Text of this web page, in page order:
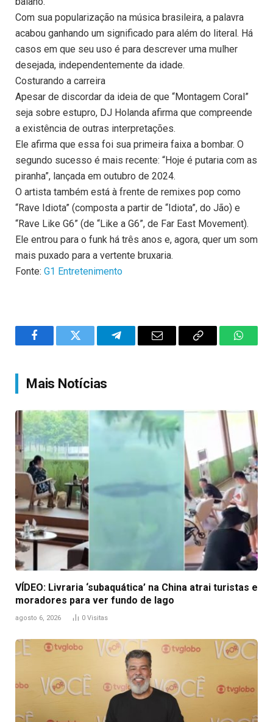
Com sua popularização na música brasileira, a palavra
acabou ganhando um significado para além do literal. Há
casos em que seu uso é para descrever uma mulher
desejada, independentemente da idade.
Costurando a carreira
Apesar de discordar da ideia de que “Montagem Coral”
seja sobre estupro, DJ Holanda afirma que compreende
a existência de outras interpretações.
Ele afirma que essa foi sua primeira faixa a bombar. O
segundo sucesso é mais recente: “Hoje é putaria com as
piranha”, lançada em outubro de 2024.
O artista também está à frente de remixes pop como
“Rave Idiota” (composta a partir de “Idiota”, do Jão) e
“Rave Like G6” (de “Like a G6”, de Far East Movement).
Ele entrou para o funk há três anos e, agora, quer um som
mais puxado para a vertente bruxaria.
Fonte: G1 Entretenimento
FacebookTwitter TelegramEmail
Copy
Mais Notícias
VÍDEO: Livraria ‘subaquática’ na China atrai turistas e
moradores para ver fundo de lago
agosto 6, 2026 0 Visitas